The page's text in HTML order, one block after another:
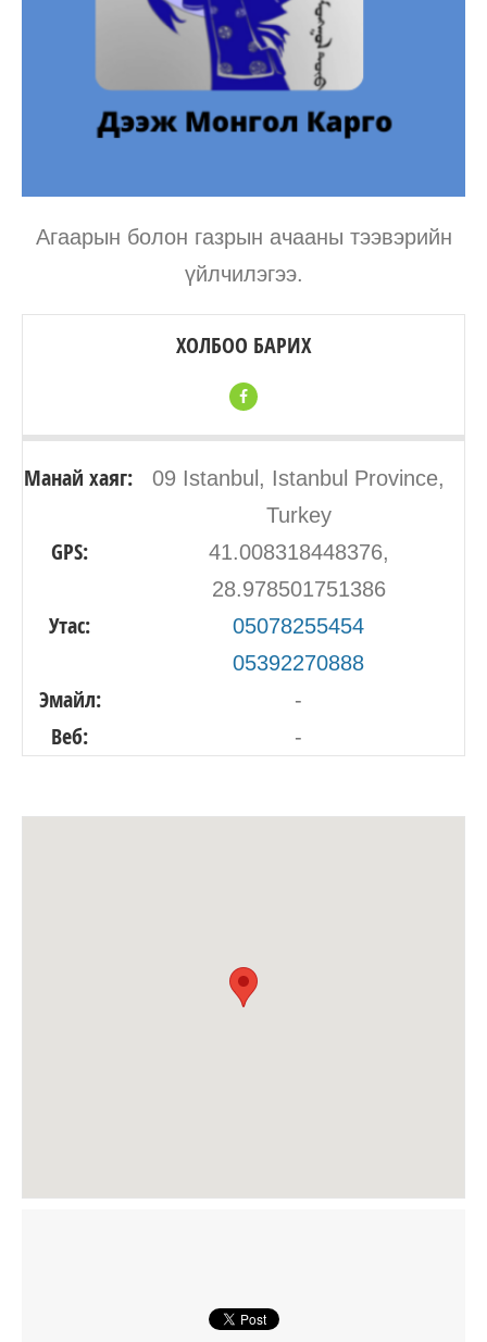
Агаарын болон газрын ачааны тээвэрийн
үйлчилэгээ.
ХОЛБОО БАРИХ
Манай хаяг:
09 Istanbul, Istanbul Province,
Turkey
GPS:
41.008318448376,
28.978501751386
Утас:
05078255454
05392270888
Эмайл: -
Веб: -